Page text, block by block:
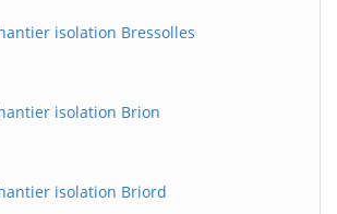
isolation Bressolles
isolation Brion
isolation Briord